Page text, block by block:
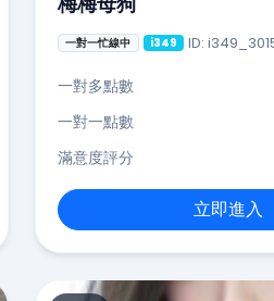
一對一忙線中 i349 ID:
一對多點數
一對一點數
滿意度評分
立即進入